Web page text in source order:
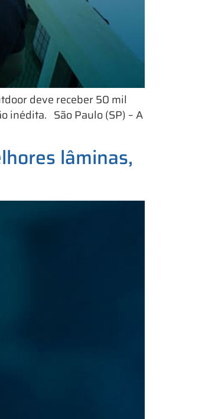
deve receber 50 mil
inédita. São Paulo (SP) – A
lâminas,